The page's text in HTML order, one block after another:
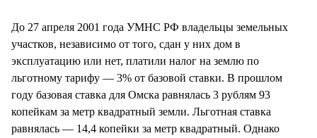
До 27 апреля 2001 года УМНС РФ владельцы земельных
участков, независимо от того, сдан у них дом в
эксплуатацию или нет, платили налог на землю по
льготному тарифу — 3% от базовой ставки. В прошлом
году базовая ставка для Омска равнялась 3 рублям 93
копейкам за метр квадратный земли. Льготная ставка
равнялась — 14,4 копейки за метр квадратный. Однако